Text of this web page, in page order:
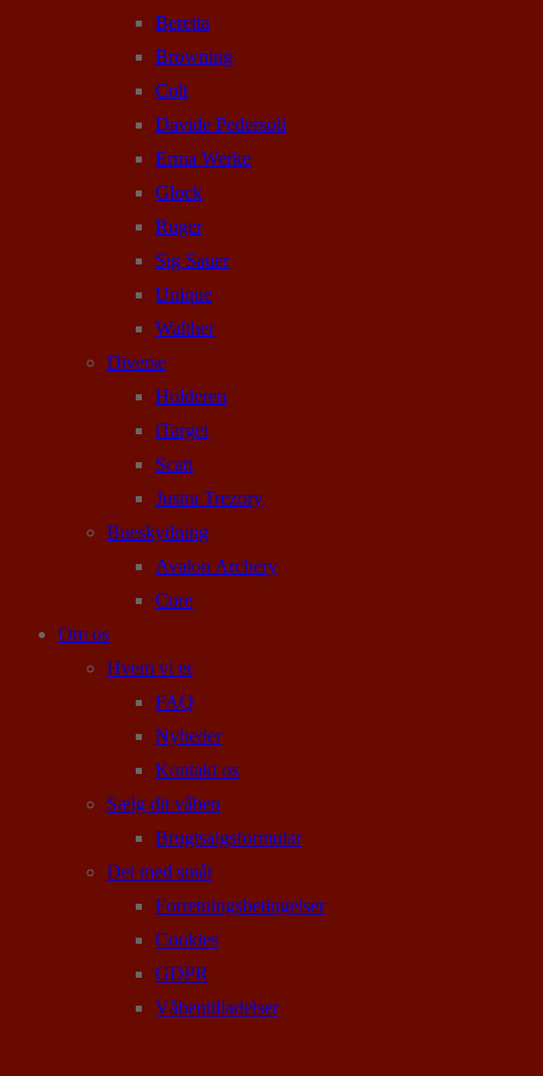
Beretta
Browning
Colt
Davide Pedersoli
Erma Werke
Glock
Ruger
Sig Sauer
Unique
Walther
Diverse
Holderen
iTarget
Scatt
Justra Trezory
Bueskydning
Avalon Archery
Core
Om os
Hvem vi er
FAQ
Nyheder
Kontakt os
Sælg dit våben
Brugtsalgsformular
Det med småt
Forretningsbetingelser
Cookies
GDPR
Våbentilladelser